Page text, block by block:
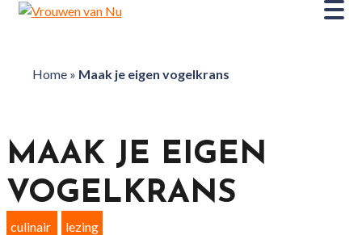
Home» Maak je eigen vogelkrans
MAAK JE EIGEN
VOGELKRANS
culinair lezing